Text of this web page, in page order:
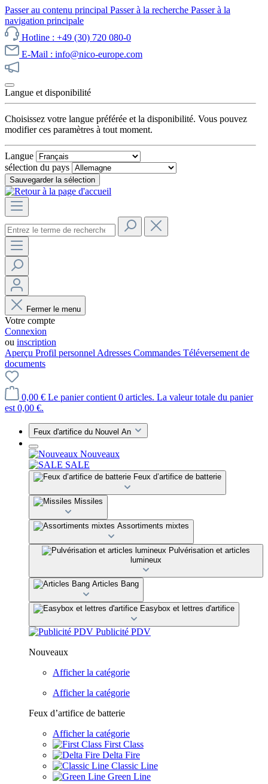
Passer au contenu principal Passer à la recherche Passer à la
navigation principale
Hotline : +49 (30) 720 080-0
E-Mail : info@nico-europe.com
Langue et disponibilité
Choisissez votre langue préférée et la disponibilité. Vous pouvez
modifier ces paramètres à tout moment.
Langue
sélection du pays
Sauvegarder la sélection
Fermer le menu
Votre compte
Connexion
ou inscription
Aperçu Profil personnel Adresses Commandes Téléversement de
documents
0,00 € Le panier contient 0 articles. La valeur totale du panier
est 0,00 €.
Feux d'artifice du Nouvel An
Nouveaux
SALE
Feux d’artifice de batterie
Missiles
Assortiments mixtes
Pulvérisation et articles
lumineux
Articles Bang
Easybox et lettres d'artifice
Publicité PDV
Nouveaux
Afficher la catégorie
Afficher la catégorie
Feux d’artifice de batterie
Afficher la catégorie
First Class
Delta Fire
Classic Line
Green Line